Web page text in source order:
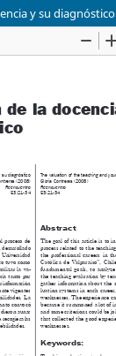
y su diagnóstico